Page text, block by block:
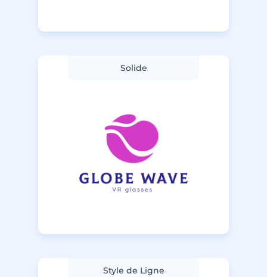
Solide
Style de Ligne